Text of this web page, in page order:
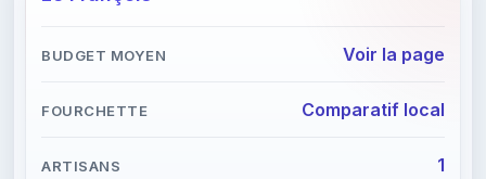
Voir la page
Comparatif local
1